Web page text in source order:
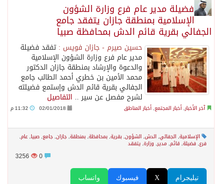
فضيلة مدير عام فرع وزارة الشؤون
الإسلامية بمنطقة جازان يتفقد جامع
الجفالي بقرية قائم الدش بمحافظة صبيا
حسين صيرم - جازان فويس : تفقد فضيلة
مدير عام فرع وزارة الشؤون الإسلامية
والدعوة والإرشاد بمنطقة جازان الدكتور
محمد الأمين بن خطري أحمد الطالب جامع
الجفالي بقرية قائم الدش وإستمع فضيلته
لشرح مفصل عن سير .. التفاصيل
آخر الأخبار, أخبار المجتمع, أخبار المناطق 02/01/2018
الإسلامية, الجفالي, الدش, الشؤون, بقرية, بمحافظة, بمنطقة, جازان, جامع, صبيا, عام,
فرع,فضيلة, قائم, مدير, وزارة, يتفقد
3256
واتساب فيسبوك X تيليجرام